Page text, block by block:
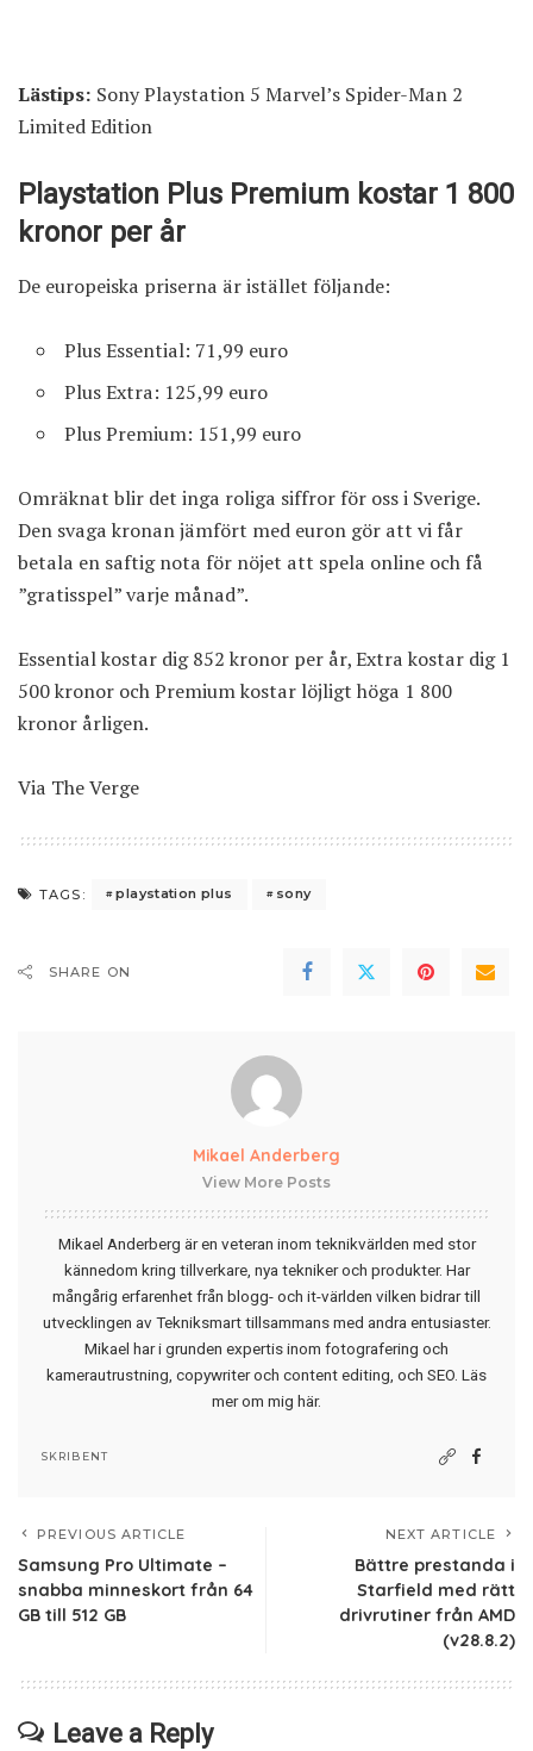
Lästips: Sony Playstation 5 Marvel’s Spider-Man 2
Limited Edition
Playstation Plus Premium kostar 1 800
kronor per år
De europeiska priserna är istället följande:
Plus Essential: 71,99 euro
Plus Extra: 125,99 euro
Plus Premium: 151,99 euro
Omräknat blir det inga roliga siffror för oss i Sverige.
Den svaga kronan jämfört med euron gör att vi får
betala en saftig nota för nöjet att spela online och få
”gratisspel” varje månad”.
Essential kostar dig 852 kronor per år, Extra kostar dig 1
500 kronor och Premium kostar löjligt höga 1 800
kronor årligen.
Via The Verge
TAGS: playstation plus sony
SHARE ON
Mikael Anderberg
View More Posts
Mikael Anderberg är en veteran inom teknikvärlden med stor
kännedom kring tillverkare, nya tekniker och produkter. Har
mångårig erfarenhet från blogg- och it-världen vilken bidrar till
utvecklingen av Tekniksmart tillsammans med andra entusiaster.
Mikael har i grunden expertis inom fotografering och
kamerautrustning, copywriter och content editing, och SEO. Läs
mer om mig här.
SKRIBENT
PREVIOUS ARTICLE
Samsung Pro Ultimate –
snabba minneskort från 64
GB till 512 GB
NEXT ARTICLE
Bättre prestanda i
Starfield med rätt
drivrutiner från AMD
(v28.8.2)
Leave a Reply